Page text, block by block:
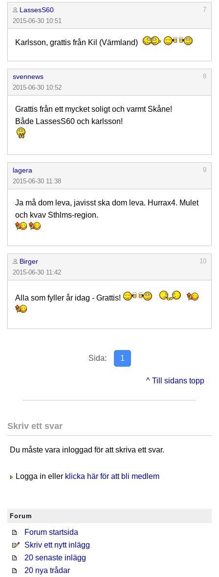
LassesS60
7
2015-06-30 10:51
Karlsson, grattis från Kil (Värmland)
svennews
8
2015-06-30 10:52
Grattis från ett mycket soligt och varmt Skåne!
Både LassesS60 och karlsson!
lagera
9
2015-06-30 11:38
Ja må dom leva, javisst ska dom leva. Hurrax4. Mulet
och kvav Sthlms-region.
Birger
10
2015-06-30 11:42
Alla som fyller år idag - Grattis!
Sida: 1
^ Till sidans topp
Skriv ett svar
Du måste vara inloggad för att skriva ett svar.
Logga in eller klicka här för att bli medlem
Forum
Forum startsida
Skriv ett nytt inlägg
20 senaste inlägg
20 nya trådar